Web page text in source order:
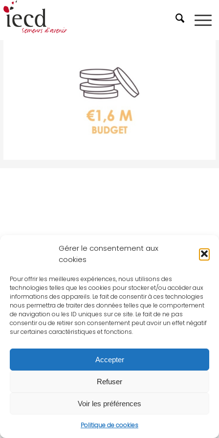
Gérer le consentement aux
cookies
Pour offrir les meilleures expériences, nous utilisons des
technologies telles que les cookies pour stocker et/ou accéder aux
informations des appareils. Le fait de consentir à ces technologies
nous permettra de traiter des données telles que le comportement
de navigation ou les ID uniques sur ce site. Le fait de ne pas
consentir ou de retirer son consentement peut avoir un effet négatif
sur certaines caractéristiques et fonctions.
Accepter
Refuser
Voir les préférences
Politique de cookies